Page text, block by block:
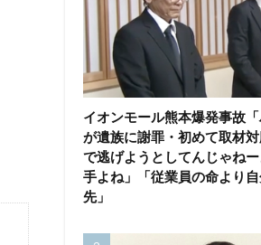
イオンモール熊本爆発事故
が遺族に謝罪・初めて取材
で逃げようとしてんじゃね
手よね」「従業員の命より
先」